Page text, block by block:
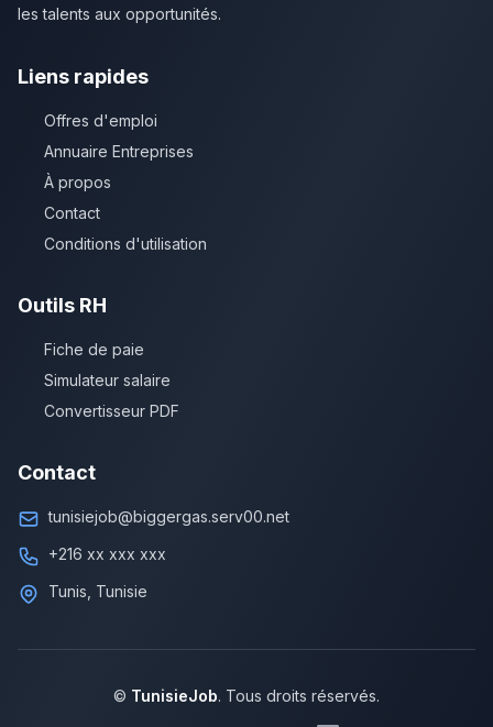
les talents aux opportunités.
Liens rapides
Offres d'emploi
Annuaire Entreprises
À propos
Contact
Conditions d'utilisation
Outils RH
Fiche de paie
Simulateur salaire
Convertisseur PDF
Contact
tunisiejob@biggergas.serv00.net
+216 xx xxx xxx
Tunis, Tunisie
© TunisieJob. Tous droits réservés.